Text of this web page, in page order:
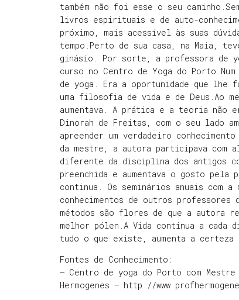
também não foi esse o seu
livros espirituais e de auto-
próximo, mais acessível às suas
tempo.Perto de sua casa, na Maia,
ginásio. Por sorte, a professora de
curso no Centro de Yoga do
de yoga. Era a oportunidade que lhe
uma filosofia de vida e de Deus.Ao
aumentava. A prática e a teoria não
Dinorah de Freitas, com o seu lado
apreender um verdadeiro
da mestre, a autora participava com
diferente da disciplina dos antigos
preenchida e aumentava o gosto
continua. Os seminários anuais com a
conhecimentos de outros professores
métodos são flores de que a autora
melhor pólen.A Vida continua a cada
tudo o que existe, aumenta a certeza
Fontes de Conhecimento:
– Centro de yoga do Porto com
Hermogenes – http://